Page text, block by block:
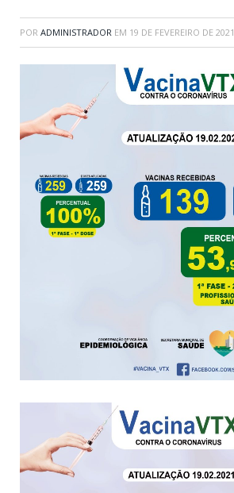
POR ADMINISTRADOR EM 19 DE FEVEREIRO DE 2021